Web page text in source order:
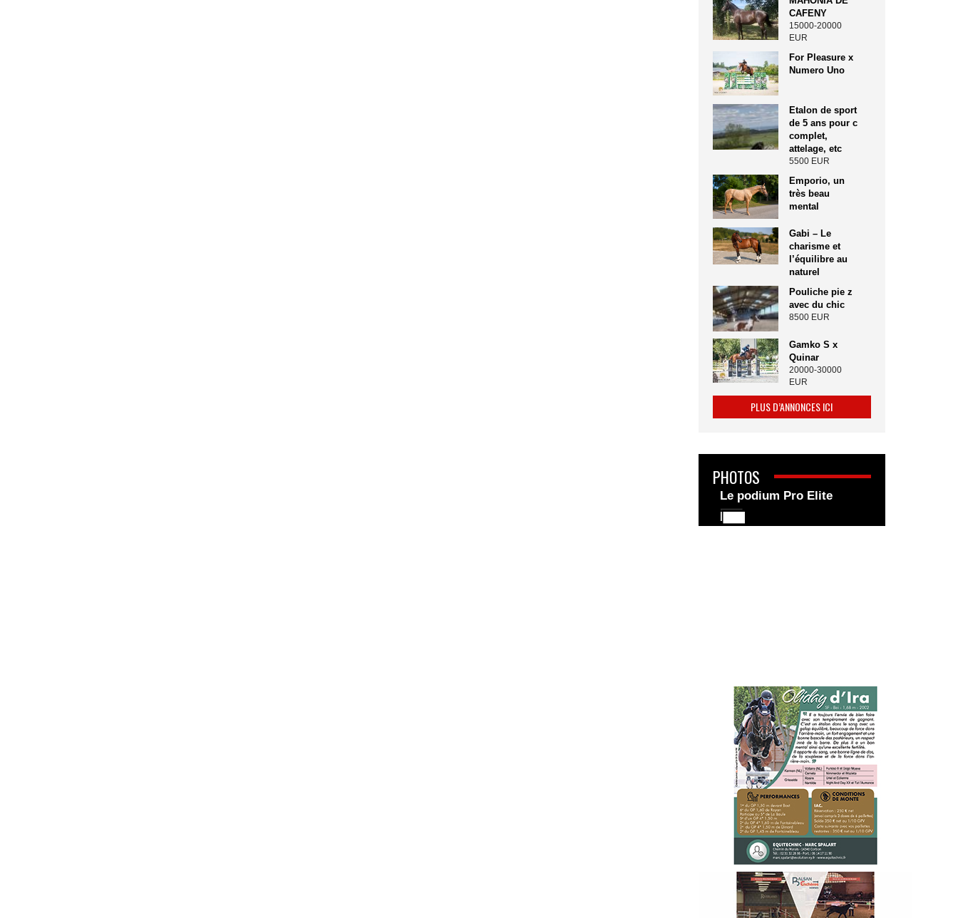
CAFENY
15000-20000
EUR
For Pleasure x
Numero Uno
Etalon de sport
de 5 ans pour c
complet,
attelage, etc
5500 EUR
Emporio, un
très beau
mental
Gabi – Le
charisme et
l’équilibre au
naturel
Pouliche pie z
avec du chic
8500 EUR
Gamko S x
Quinar
20000-30000
EUR
PLUS D’ANNONCES ICI
PHOTOS
Le podium Pro Elite